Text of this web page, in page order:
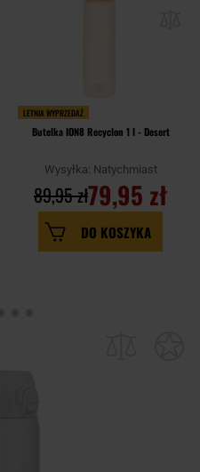
LETNIA WYPRZEDAŻ
Butelka ION8 Recyclon 1 l - Desert
Wysyłka: Natychmiast
79,95 zł
89,95 zł
DO KOSZYKA